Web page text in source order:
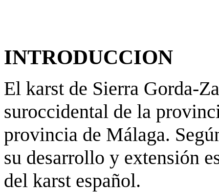
INTRODUCCION
El karst de Sierra Gorda-
suroccidental de la
provincia de Málaga.
su desarrollo y extensión
del karst español.